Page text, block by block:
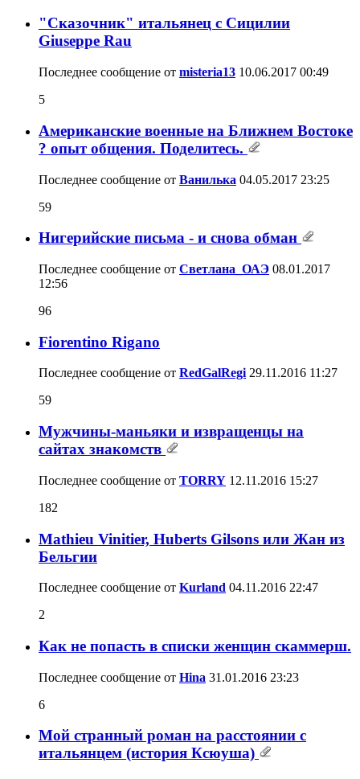
"Сказочник" итальянец с Сицилии
Giuseppe Rau
Последнее сообщение от misteria13 10.06.2017 00:49
5
Американские военные на Ближнем Востоке
? опыт общения. Поделитесь.
Последнее сообщение от Ванилька 04.05.2017 23:25
59
Нигерийские письма - и снова обман
Последнее сообщение от Светлана_ОАЭ 08.01.2017
12:56
96
Fiorentino Rigano
Последнее сообщение от RedGalRegi 29.11.2016 11:27
59
Мужчины-маньяки и извращенцы на
сайтах знакомств
Последнее сообщение от TORRY 12.11.2016 15:27
182
Mathieu Vinitier, Huberts Gilsons или Жан из
Бельгии
Последнее сообщение от Kurland 04.11.2016 22:47
2
Как не попасть в списки женщин скаммерш.
Последнее сообщение от Hina 31.01.2016 23:23
6
Мой странный роман на расстоянии с
итальянцем (история Ксюуша)